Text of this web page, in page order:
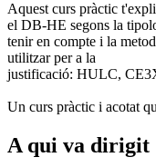
Aquest curs pràctic
el DB-HE segons la
tenir en compte i la
utilitzar per a la
justificació: HULC,
Un curs pràctic i acotat
A qui va dirigit